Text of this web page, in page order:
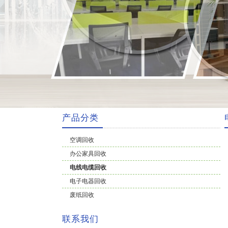
产品分类
空调回收
办公家具回收
电线电缆回收
电子电器回收
废纸回收
联系我们